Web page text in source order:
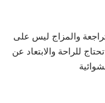
والمزاج ليس على
للراحة والابتعاد عن